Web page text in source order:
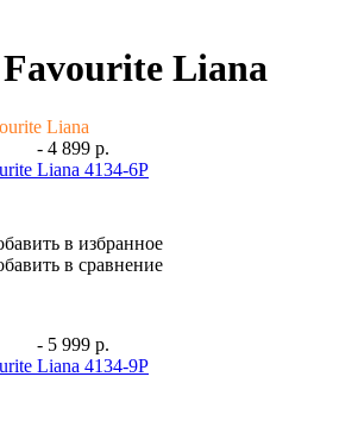
Liana
Liana
- 4 899 р.
Liana 4134-6P
в избранное
в сравнение
- 5 999 р.
Liana 4134-9P